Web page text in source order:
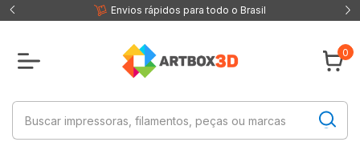
Envios rápidos para todo o Brasil
0